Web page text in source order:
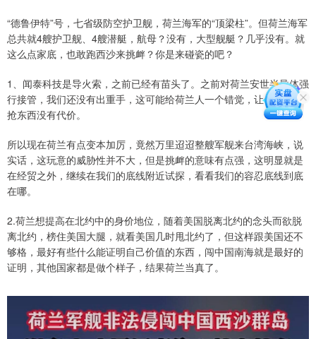
“德鲁伊特”号，七省级防空护卫舰，荷兰海军的“顶梁柱”。但荷兰海军
总共就4艘护卫舰、4艘潜艇，航母？没有，大型舰艇？几乎没有。就
这么点家底，也敢跑西沙来挑衅？你是来碰瓷的吧？
1、闻泰科技是导火索，之前已经有苗头了。之前对荷兰安世半导体强
行接管，我们还没有出重手，这可能给荷兰人一个错觉，让他们觉得
抢东西没有代价。
​所以现在荷兰有点变本加厉，竟然万里迢迢整艘军舰来台湾海峡，说
实话，这玩意的威胁性并不大，但是挑衅的意味有点强，这明显就是
在经贸之外，继续在我们的底线附近试探，看看我们的容忍底线到底
在哪。
2.荷兰想提高在北约中的身价地位，随着美国脱离北约的念头而欲脱
离北约，榜住美国大腿，就看美国几时甩北约了，但这样跟美国还不
够格，最好有些什么能证明自己价值的东西，闯中国南海就是最好的
证明，其他国家都是做个样子，结果荷兰当真了。